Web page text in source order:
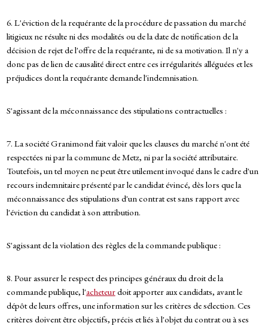
6. L'éviction de la requérante de la procédure de passation du marché
litigieux ne résulte ni des modalités ou de la date de notification de la
décision de rejet de l'offre de la requérante, ni de sa motivation. Il n'y a
donc pas de lien de causalité direct entre ces irrégularités alléguées et les
préjudices dont la requérante demande l'indemnisation.
S'agissant de la méconnaissance des stipulations contractuelles :
7. La société Granimond fait valoir que les clauses du marché n'ont été
respectées ni par la commune de Metz, ni par la société attributaire.
Toutefois, un tel moyen ne peut être utilement invoqué dans le cadre d'un
recours indemnitaire présenté par le candidat évincé, dès lors que la
méconnaissance des stipulations d'un contrat est sans rapport avec
l'éviction du candidat à son attribution.
S'agissant de la violation des règles de la commande publique :
8. Pour assurer le respect des principes généraux du droit de la
commande publique, l'acheteurdoit apporter aux candidats, avant le
dépôt de leurs offres, une information sur les critères de sélection. Ces
critères doivent être objectifs, précis et liés à l'objet du contrat ou à ses